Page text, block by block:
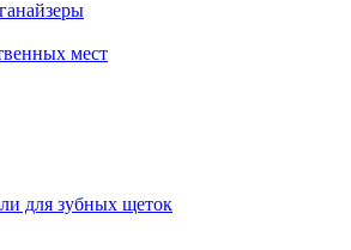
мест
для зубных щеток